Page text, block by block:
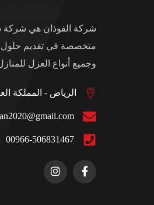
شركة الفوذان هي شركة
متخصصة في تقديم حلول
وجميع أنواع العزل
الرياض - المملكة
00966-506831467